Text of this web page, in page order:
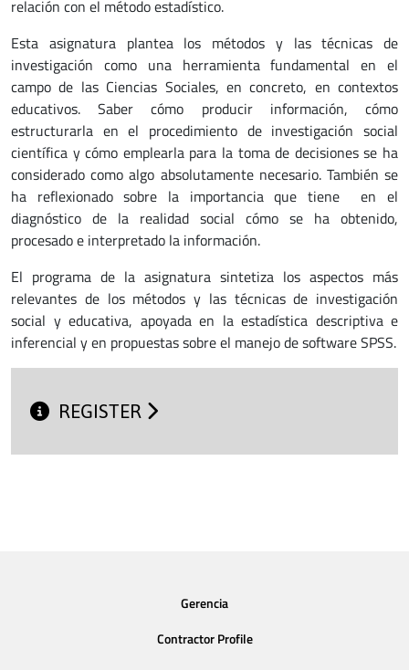
relación con el método estadístico.
Esta asignatura plantea los métodos y las técnicas de
investigación como una herramienta fundamental en el
campo de las Ciencias Sociales, en concreto, en contextos
educativos. Saber cómo producir información, cómo
estructurarla en el procedimiento de investigación social
científica y cómo emplearla para la toma de decisiones se ha
considerado como algo absolutamente necesario. También se
ha reflexionado sobre la importancia que tiene en el
diagnóstico de la realidad social cómo se ha obtenido,
procesado e interpretado la información.
El programa de la asignatura sintetiza los aspectos más
relevantes de los métodos y las técnicas de investigación
social y educativa, apoyada en la estadística descriptiva e
inferencial y en propuestas sobre el manejo de software SPSS.
REGISTER
Gerencia
Contractor Profile